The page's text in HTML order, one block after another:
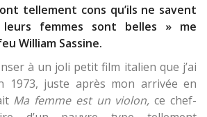
tellement cons qu’ils ne savent
femmes sont belles » me
William Sassine.
à un joli petit film italien que j’ai
1973, juste après mon arrivée en
Ma femme est un violon,ce chef-